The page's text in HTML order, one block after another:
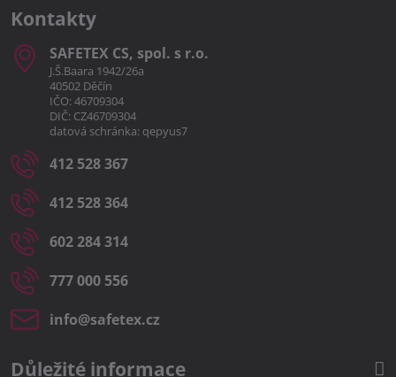
Kontakty
SAFETEX CS, spol​. s r​.o​.
J.Š.Baara 1942/26a
40502 Děčín
IČO: 46709304
DIČ: CZ46709304
datová schránka: qepyus7
412 528 367
412 528 364
602 284 314
777 000 556
info​@safetex​.cz
Důležité informace